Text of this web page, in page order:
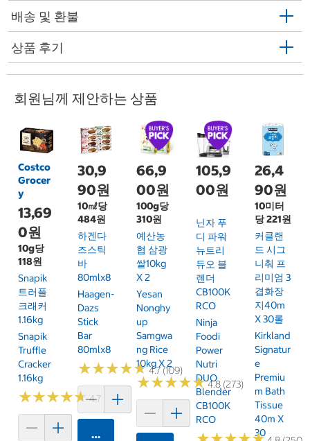
배송 및 환불
상품 후기
회원님께 제안하는 상품
Costco
Grocer
y
13,69
0원
10g당
118원
Snapik
트러플
크래커
1.16kg
Snapik
Truffle
Cracker
1.16kg
★★★★★
★★★★★4.7 (159)
30,9
90원
10㎖당
484원
하겐다
즈스틱
바
80mlx8
Haagen-
Dazs
Stick
Bar
80mlx8
★★★★★
★★★★★4.7 (109)
카트에 담기
66,9
00원
100g당
310원
예산농
협 삼광
쌀10kg
X 2
Yesan
Nonghy
Up
Samgwa
Ng Rice
10kg X 2
★★★★★
★★★★★4.8 (273)
105,9
00원
닌자 푸
디 파워
뉴트리
듀오 블
렌더
CB100K
RCO
Ninja
Foodi
Power
Nutri
DUO
Blender
CB100K
RCO
26,4
90원
10미터
당 221원
커클랜
드 시그
니춰 프
리미엄 3
겹화장
지40m
X 30롤
Kirkland
Signatur
E
Premiu
M Bath
Tissue
40m X
30